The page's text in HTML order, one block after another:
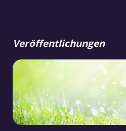
Veröffentlichungen